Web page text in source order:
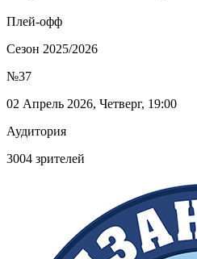
Плей-офф
Сезон 2025/2026
№37
02 Апрель 2026, Четверг, 19:00
Аудитория
3004 зрителей